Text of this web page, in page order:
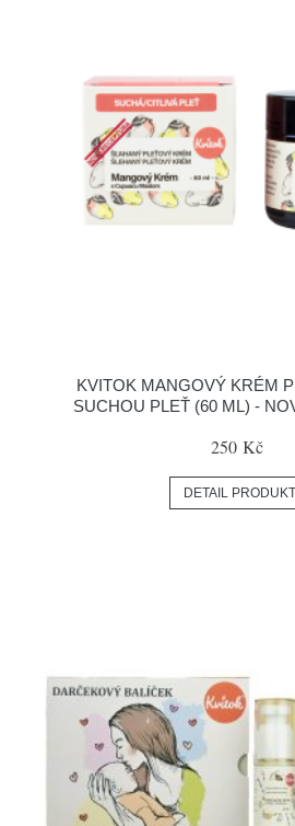
KVITOK MANGOVÝ KRÉM
SUCHOU PLEŤ (60 ML) -
250 Kč
DETAIL